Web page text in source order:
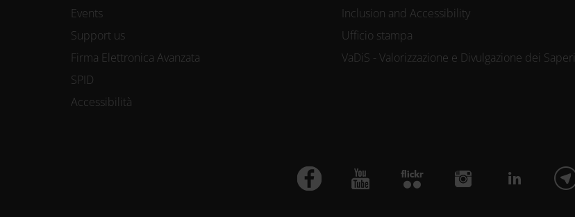
Events
Support us
Firma Elettronica Avanzata
SPID
Accessibilità
Inclusion and Accessibility
Ufficio stampa
VaDiS - Valorizzazione e Divulgazione dei Saperi